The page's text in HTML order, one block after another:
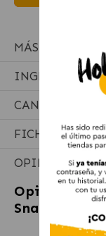
MÁS
INGREDIENTES
CANTIDADES
FICHA
OPINIONES
Opiniones
Snack para